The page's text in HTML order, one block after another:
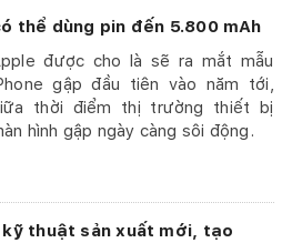
thể dùng pin đến 5.800 mAh
được cho là sẽ ra mắt mẫu
gập đầu tiên vào năm tới,
thời điểm thị trường thiết bị
hình gập ngày càng sôi động.
thuật sản xuất mới, tạo